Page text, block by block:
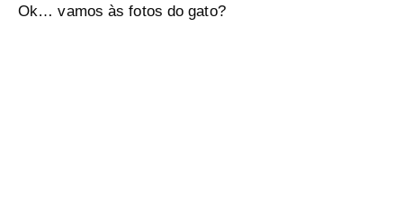
Ok… vamos às fotos do gato?